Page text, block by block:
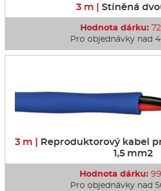
3 m | Stíněná
Hodnota dárku:
Pro objednávky nad
3 m | Reproduktorový kabel
1,5 mm2
Hodnota dárku:
Pro objednávky nad